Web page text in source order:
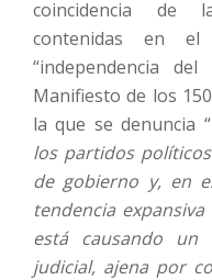
coincidencia de
contenidas en
“independencia
Manifiesto de los
la que se denuncia “
los partidos
de gobierno y, en
tendencia
está causando
judicial, ajena por